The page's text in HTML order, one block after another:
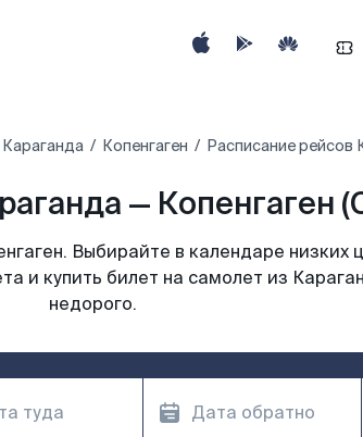
Караганда Копенгаген Расписание рейсов
— Копенгаген
Выбирайте в календаре низких
и купить билет на самолет из
недорого.